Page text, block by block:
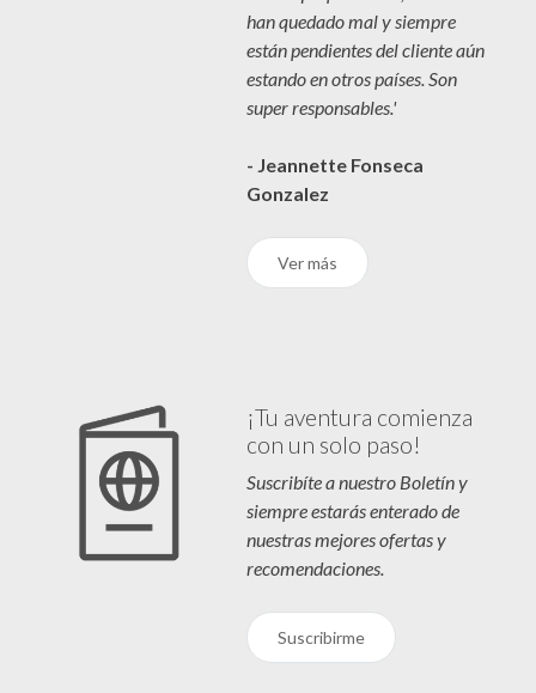
han quedado mal y siempre
están pendientes del cliente aún
estando en otros países. Son
super responsables.'
- Jeannette Fonseca
Gonzalez
Ver más
¡Tu aventura comienza
con un solo paso!
Suscribíte a nuestro Boletín y
siempre estarás enterado de
nuestras mejores ofertas y
recomendaciones.
Suscribirme